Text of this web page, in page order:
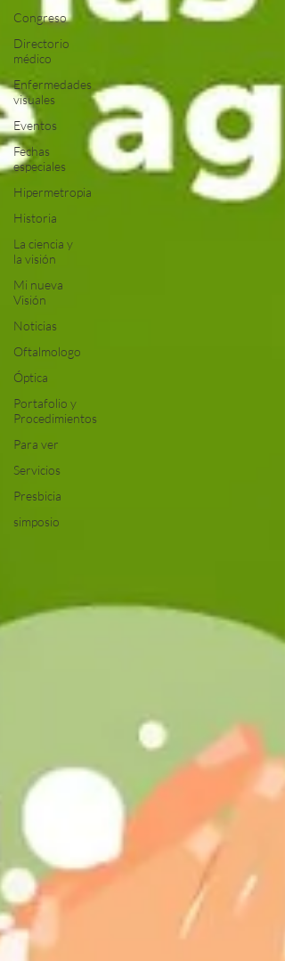
Congreso
Directorio
médico
Enfermedades
visuales
Eventos
Fechas
especiales
Hipermetropia
Historia
La ciencia y
la visión
Mi nueva
Visión
Noticias
Oftalmologo
Óptica
Portafolio y
Procedimientos
Para ver
Servicios
Presbicia
simposio